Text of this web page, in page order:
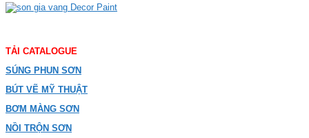
TẢI CATALOGUE
SÚNG PHUN SƠN
BÚT VẼ MỸ THUẬT
BƠM MÀNG SƠN
NỒI TRỘN SƠN